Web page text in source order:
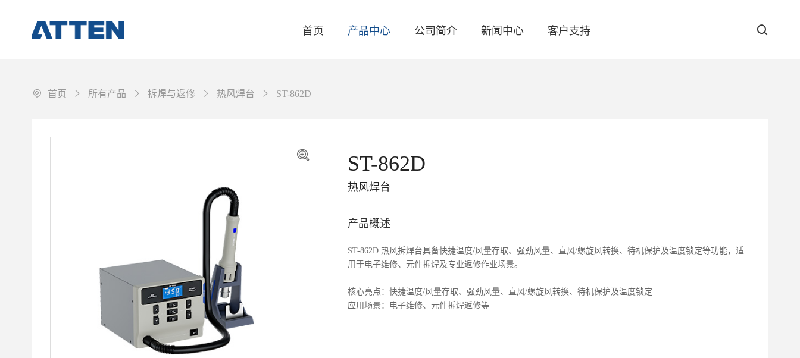
首页 产品中心
自动化焊接设备
公司简介 新闻中心 客户支持
首页 所有产品 拆焊与返修 热风焊台 ST-862D
ST-862D
热风焊台
产品概述
ST-862D 热风拆焊台具备快捷温度/风量存取、强劲风量、直风/螺旋风转换、待机保护及温度锁定等功能，适
用于电子维修、元件拆焊及专业返修作业场景。
核心亮点：快捷温度/风量存取、强劲风量、直风/螺旋风转换、待机保护及温度锁定
应用场景：电子维修、元件拆焊返修等